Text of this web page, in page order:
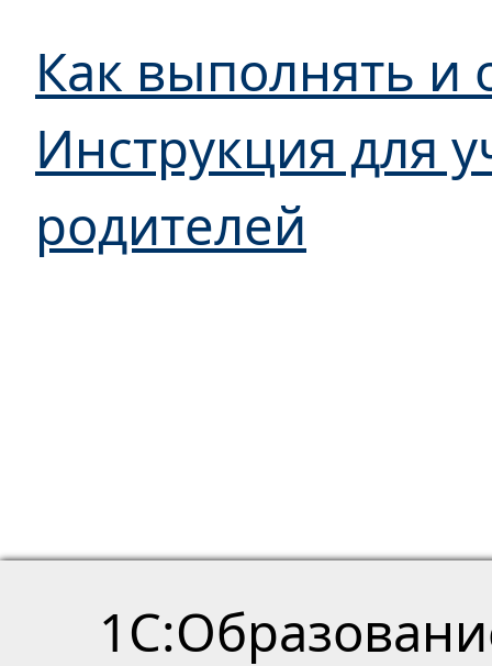
Как выполнять и
Инструкция для
родителей